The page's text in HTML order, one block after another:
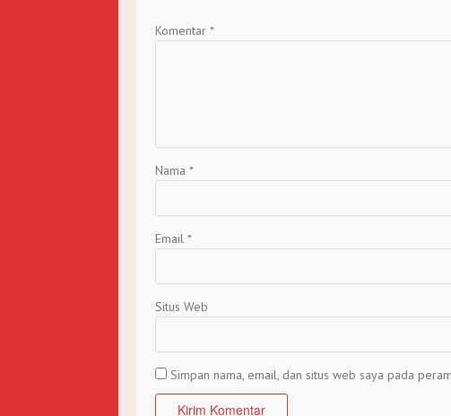
Komentar *
Nama *
Email *
Situs Web
Simpan nama, email, dan situs web saya pada